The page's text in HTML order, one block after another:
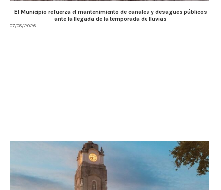
El Municipio refuerza el mantenimiento de canales y desagües públicos
ante la llegada de la temporada de lluvias
07/08/2026